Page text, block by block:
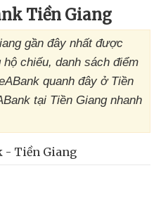
Tiền Giang
gần đây nhất được
chiếu, danh sách điểm
quanh đây ở Tiền
tại Tiền Giang nhanh
- Tiền Giang